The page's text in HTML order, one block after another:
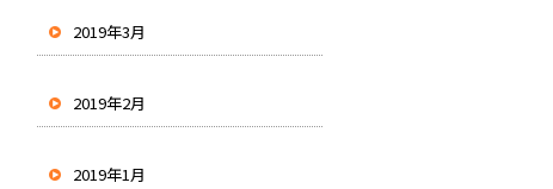
2019年3月
2019年2月
2019年1月